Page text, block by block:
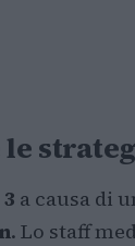
le
a causa di
. Lo staff